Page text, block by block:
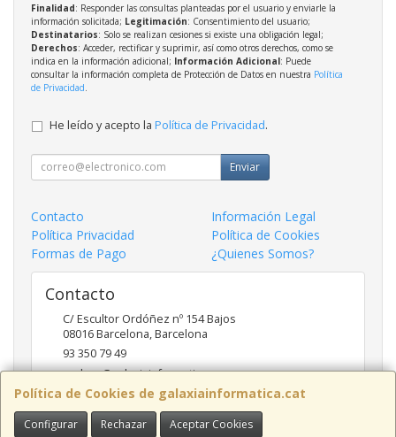
Política de Cookies de galaxiainformatica.cat
Configurar Rechazar Aceptar Cookies
Finalidad: Responder las consultas planteadas por el usuario y enviarle la
información solicitada; Legitimación: Consentimiento del usuario;
Destinatarios: Solo se realizan cesiones si existe una obligación legal;
Derechos: Acceder, rectificar y suprimir, así como otros derechos, como se
indica en la información adicional; Información Adicional: Puede
consultar la información completa de Protección de Datos en nuestra Política
de Privacidad
He leído y acepto la Política de Privacidad.
Enviar
Contacto
Información Legal
Política Privacidad
Política de Cookies
Formas de Pago
¿Quienes Somos?
Contacto
C/ Escultor Ordóñez nº 154 Bajos
08016Barcelona,Barcelona
93 350 79 49
andreu@galaxiainformatica.com
Horario